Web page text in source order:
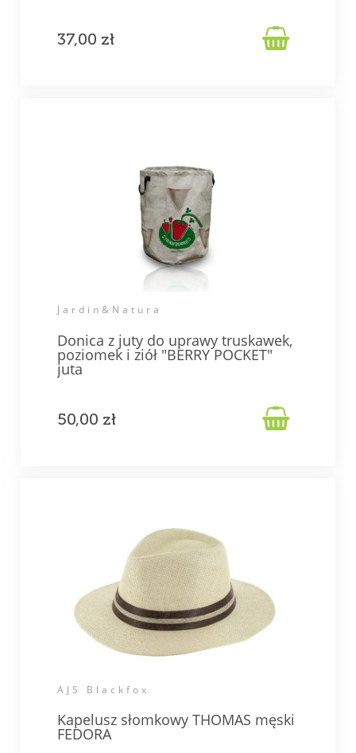
37,00 zł 
Jardin&Natura
Donica z juty do uprawy truskawek,
poziomek i ziół "BERRY POCKET"
juta
50,00 zł 
AJS Blackfox
Kapelusz słomkowy THOMAS męski
FEDORA